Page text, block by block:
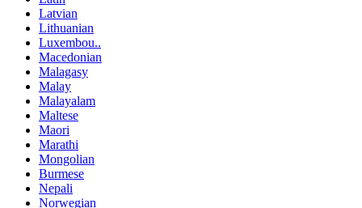
Latvian
Lithuanian
Luxembou..
Macedonian
Malagasy
Malay
Malayalam
Maltese
Maori
Marathi
Mongolian
Burmese
Nepali
Norwegian